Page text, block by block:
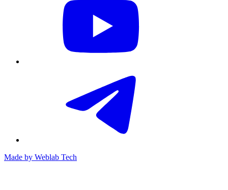
Made by Weblab Tech